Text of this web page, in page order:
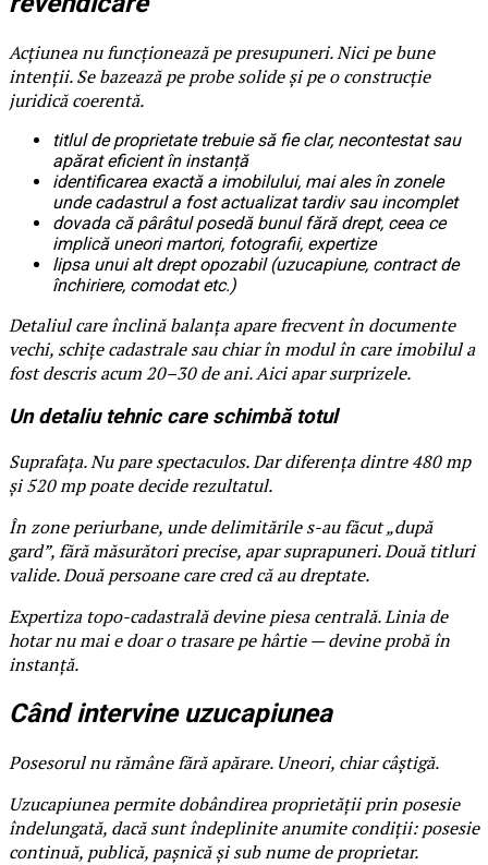
Acțiunea nu funcționează pe presupuneri. Nici pe bune
intenții. Se bazează pe probe solide și pe o construcție
juridică coerentă.
titlul de proprietate trebuie să fie clar, necontestat sau
apărat eficient în instanță
identificarea exactă a imobilului, mai ales în zonele
unde cadastrul a fost actualizat tardiv sau incomplet
dovada că pârâtul posedă bunul fără drept, ceea ce
implică uneori martori, fotografii, expertize
lipsa unui alt drept opozabil (uzucapiune, contract de
închiriere, comodat etc.)
Detaliul care înclină balanța apare frecvent în documente
vechi, schițe cadastrale sau chiar în modul în care imobilul a
fost descris acum 20–30 de ani. Aici apar surprizele.
Un detaliu tehnic care schimbă totul
Suprafața. Nu pare spectaculos. Dar diferența dintre 480 mp
și 520 mp poate decide rezultatul.
În zone periurbane, unde delimitările s-au făcut „după
gard”, fără măsurători precise, apar suprapuneri. Două titluri
valide. Două persoane care cred că au dreptate.
Expertiza topo-cadastrală devine piesa centrală. Linia de
hotar nu mai e doar o trasare pe hârtie — devine probă în
instanță.
Când intervine uzucapiunea
Posesorul nu rămâne fără apărare. Uneori, chiar câștigă.
Uzucapiunea permite dobândirea proprietății prin posesie
îndelungată, dacă sunt îndeplinite anumite condiții: posesie
continuă, publică, pașnică și sub nume de proprietar.